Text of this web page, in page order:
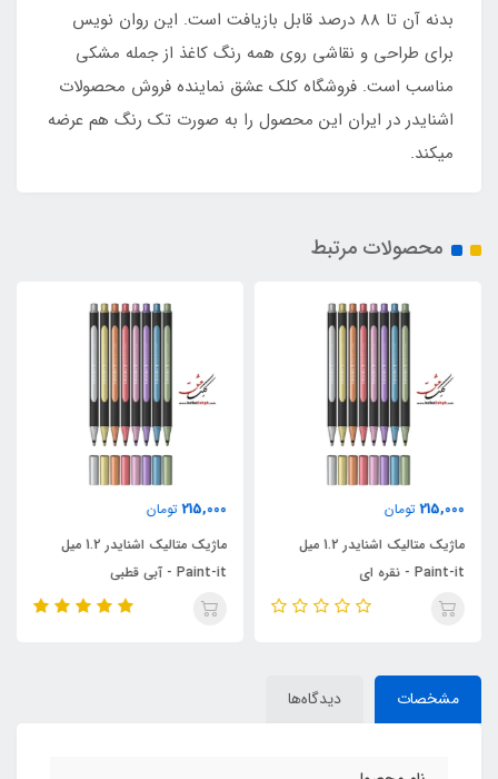
بدنه آن تا 88 درصد قابل بازیافت است. این روان نویس
برای طراحی و نقاشی روی همه رنگ کاغذ از جمله مشکی
مناسب است. فروشگاه کلک عشق نماینده فروش محصولات
اشنایدر در ایران این محصول را به صورت تک رنگ هم عرضه
می‏کند.
محصولات مرتبط
215,000 تومان
ماژیک متالیک اشنایدر 1.2 میل
Paint-it - نقره ای
215,000 تومان
ماژیک متالیک اشنایدر 1.2 میل
Paint-it - آبی قطبی
مشخصات دیدگاه‌ها